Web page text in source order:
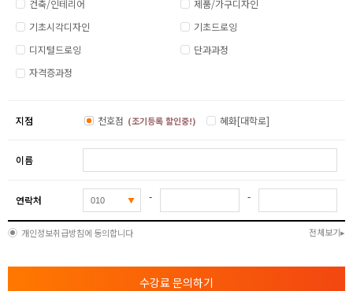
건축/인테리어
제품/가구디자인
기초시각디자인
기초드로잉
디지털드로잉
단과과정
자격증과정
지점 천호점 (조기등록 할인중!) 혜화[대학로]
이름
연락처 - -
개인정보취급방침에 동의합니다 전체보기
수강료 문의하기